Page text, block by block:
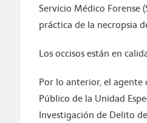
Servicio Médico Forense
práctica de la necropsia
Los occisos están en
Por lo anterior, el
Público de la Unidad
Investigación de Delito